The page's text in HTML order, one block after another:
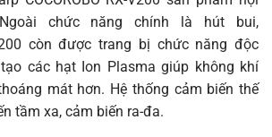
chức năng chính là hút bui,
còn được trang bị chức năng độc
các hạt Ion Plasma giúp không khí
mát hơn. Hệ thống cảm biến thế
tầm xa, cảm biến ra-đa.